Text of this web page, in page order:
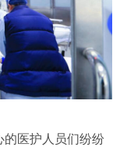
的医护人员们纷纷